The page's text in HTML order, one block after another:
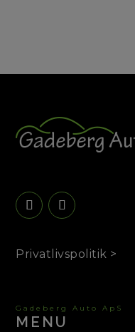
Privatlivspolitik >
Gadeberg Auto ApS
MENU